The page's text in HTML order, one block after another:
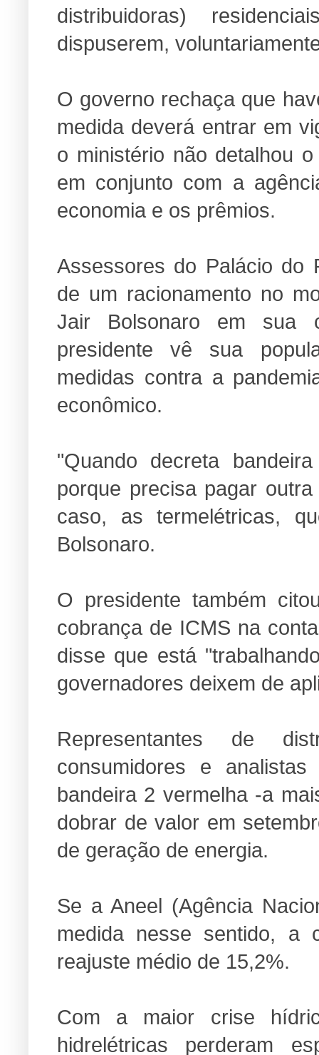
distribuidoras)
dispuserem,
O governo rechaça que
medida deverá entrar em
o ministério não detalhou
em conjunto com a
economia e os prêmios.
Assessores do Palácio do
de um racionamento no
Jair Bolsonaro em sua
presidente vê sua
medidas contra a
econômico.
"Quando decreta
porque precisa pagar
caso, as termelétricas,
Bolsonaro.
O presidente também
cobrança de ICMS na
disse que está
governadores deixem de
Representantes de
consumidores e
bandeira 2 vermelha -a
dobrar de valor em
de geração de energia.
Se a Aneel (Agência
medida nesse sentido, a
reajuste médio de 15,2%.
Com a maior crise
hidrelétricas perderam